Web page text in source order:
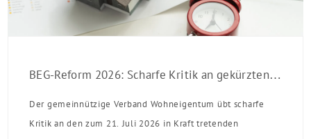
BEG-Reform 2026: Scharfe Kritik an gekürzten Sanierungsförderungen
Der gemeinnützige Verband Wohneigentum übt scharfe
Kritik an den zum 21. Juli 2026 in Kraft tretenden